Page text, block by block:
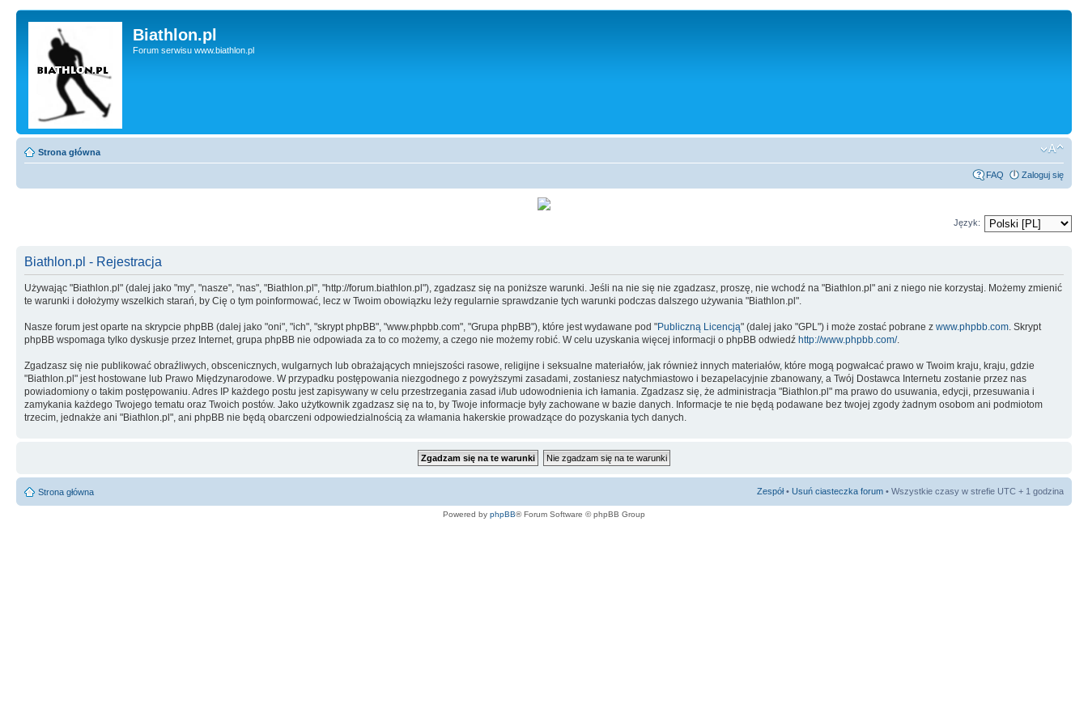
Biathlon.pl
Forum serwisu www.biathlon.pl
Strona główna
FAQ Zaloguj się
Język:
Biathlon.pl - Rejestracja
Używając "Biathlon.pl" (dalej jako "my", "nasze", "nas", "Biathlon.pl", "http://forum.biathlon.pl"), zgadzasz się na poniższe warunki. Jeśli na nie się nie zgadzasz, proszę, nie wchodź na "Biathlon.pl" ani z niego nie korzystaj. Możemy zmienić
te warunki i dołożymy wszelkich starań, by Cię o tym poinformować, lecz w Twoim obowiązku leży regularnie sprawdzanie tych warunki podczas dalszego używania "Biathlon.pl".
Nasze forum jest oparte na skrypcie phpBB (dalej jako "oni", "ich", "skrypt phpBB", "www.phpbb.com", "Grupa phpBB"), które jest wydawane pod "Publiczną Licencją" (dalej jako "GPL") i może zostać pobrane z www.phpbb.com . Skrypt
phpBB wspomaga tylko dyskusje przez Internet, grupa phpBB nie odpowiada za to co możemy, a czego nie możemy robić. W celu uzyskania więcej informacji o phpBB odwiedź http://www.phpbb.com/.
Zgadzasz się nie publikować obraźliwych, obscenicznych, wulgarnych lub obrażających mniejszości rasowe, religijne i seksualne materiałów, jak również innych materiałów, które mogą pogwałcać prawo w Twoim kraju, kraju, gdzie
"Biathlon.pl" jest hostowane lub Prawo Międzynarodowe. W przypadku postępowania niezgodnego z powyższymi zasadami, zostaniesz natychmiastowo i bezapelacyjnie zbanowany, a Twój Dostawca Internetu zostanie przez nas
powiadomiony o takim postępowaniu. Adres IP każdego postu jest zapisywany w celu przestrzegania zasad i/lub udowodnienia ich łamania. Zgadzasz się, że administracja "Biathlon.pl" ma prawo do usuwania, edycji, przesuwania i
zamykania każdego Twojego tematu oraz Twoich postów. Jako użytkownik zgadzasz się na to, by Twoje informacje były zachowane w bazie danych. Informacje te nie będą podawane bez twojej zgody żadnym osobom ani podmiotom
trzecim, jednakże ani "Biathlon.pl", ani phpBB nie będą obarczeni odpowiedzialnością za włamania hakerskie prowadzące do pozyskania tych danych.
Strona główna Zespół• Usuń ciasteczka forum • Wszystkie czasy w strefie UTC + 1 godzina
Powered by phpBB® Forum Software © phpBB Group